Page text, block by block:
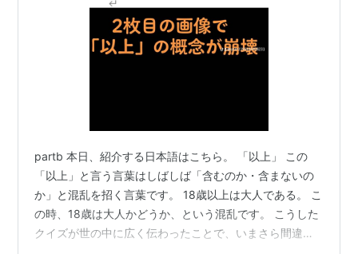
partb 本日、紹介する日本語はこちら。 「以上」 この
「以上」と言う言葉はしばしば「含むのか・含まないの
か」と混乱を招く言葉です。 18歳以上は大人である。 こ
の時、18歳は大人かどうか、という混乱です。 こうした
クイズが世の中に広く伝わったことで、いまさら間違え